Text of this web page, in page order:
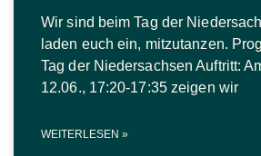
Wir sind beim Tag der
laden euch ein, mitzutanzen.
Tag der Niedersachsen Auftritt:
12.06., 17:20-17:35 zeigen wir
WEITERLESEN »